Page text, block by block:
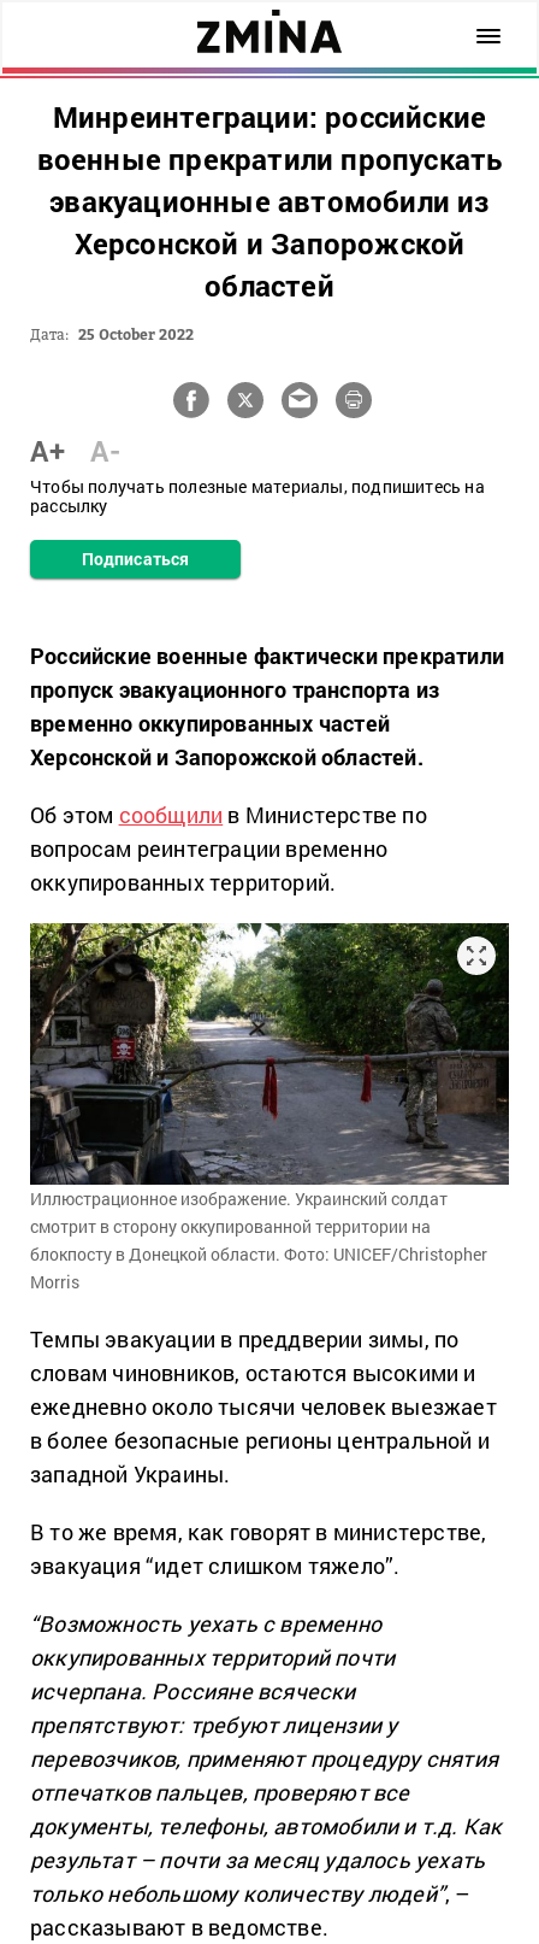
Минреинтеграции: российские
военные прекратили пропускать
эвакуационные автомобили из
Херсонской и Запорожской
областей
Дата: 25 October 2022
A+ A-
Чтобы получать полезные материалы, подпишитесь на
рассылку
Подписаться
Российские военные фактически прекратили
пропуск эвакуационного транспорта из
временно оккупированных частей
Херсонской и Запорожской областей.
Об этом сообщили в Министерстве по
вопросам реинтеграции временно
оккупированных территорий.
Иллюстрационное изображение. Украинский солдат
смотрит в сторону оккупированной территории на
блокпосту в Донецкой области. Фото: UNICEF/Christopher
Morris
Темпы эвакуации в преддверии зимы, по
словам чиновников, остаются высокими и
ежедневно около тысячи человек выезжает
в более безопасные регионы центральной и
западной Украины.
В то же время, как говорят в министерстве,
эвакуация “идет слишком тяжело”.
“Возможность уехать с временно
оккупированных территорий почти
исчерпана. Россияне всячески
препятствуют: требуют лицензии у
перевозчиков, применяют процедуру снятия
отпечатков пальцев, проверяют все
документы, телефоны, автомобили и т.д. Как
результат – почти за месяц удалось уехать
только небольшому количеству людей”, –
рассказывают в ведомстве.